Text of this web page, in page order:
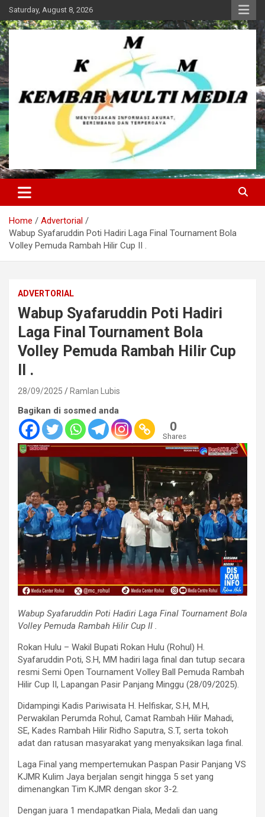
Skip
to
content
Saturday, August 8, 2026
Kembar Multi Media
Home
Advertorial
Wabup Syafaruddin Poti Hadiri Laga Final Tournament Bola
Volley Pemuda Rambah Hilir Cup II .
ADVERTORIAL
Wabup Syafaruddin Poti Hadiri
Laga Final Tournament Bola
Volley Pemuda Rambah Hilir Cup
II .
28/09/2025 Ramlan Lubis
Bagikan di sosmed anda
0
Shares
Wabup Syafaruddin Poti Hadiri Laga Final Tournament Bola
Volley Pemuda Rambah Hilir Cup II .
Rokan Hulu – Wakil Bupati Rokan Hulu (Rohul) H.
Syafaruddin Poti, S.H, MM hadiri laga final dan tutup secara
resmi Semi Open Tournament Volley Ball Pemuda Rambah
Hilir Cup II, Lapangan Pasir Panjang Minggu (28/09/2025).
Didampingi Kadis Pariwisata H. Helfiskar, S.H, M.H,
Perwakilan Perumda Rohul, Camat Rambah Hilir Mahadi,
SE, Kades Rambah Hilir Ridho Saputra, S.T, serta tokoh
adat dan ratusan masyarakat yang menyaksikan laga final.
Laga Final yang mempertemukan Paspan Pasir Panjang VS
KJMR Kulim Jaya berjalan sengit hingga 5 set yang
dimenangkan Tim KJMR dengan skor 3-2.
Dengan juara 1 mendapatkan Piala, Medali dan uang